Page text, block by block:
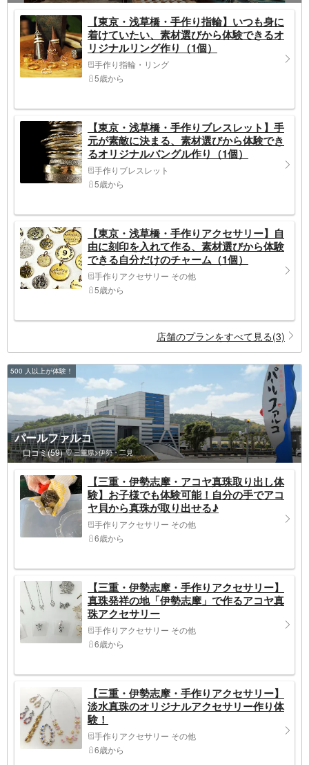
【東京・浅草橋・手作り指輪】いつも身に
着けていたい、素材選びから体験できるオ
リジナルリング作り（1個）
手作り指輪・リング
5歳から
【東京・浅草橋・手作りブレスレット】手
元が素敵に決まる、素材選びから体験でき
るオリジナルバングル作り（1個）
手作りブレスレット
5歳から
【東京・浅草橋・手作りアクセサリー】自
由に刻印を入れて作る、素材選びから体験
できる自分だけのチャーム（1個）
手作りアクセサリー その他
5歳から
店舗のプランをすべて見る(3)
500 人以上が体験！
パールファルコ
口コミ(59) 三重県>伊勢・二見
【三重・伊勢志摩・アコヤ真珠取り出し体
験】お子様でも体験可能！自分の手でアコ
ヤ貝から真珠が取り出せる♪
手作りアクセサリー その他
6歳から
【三重・伊勢志摩・手作りアクセサリー】
真珠発祥の地「伊勢志摩」で作るアコヤ真
珠アクセサリー
手作りアクセサリー その他
6歳から
【三重・伊勢志摩・手作りアクセサリー】
淡水真珠のオリジナルアクセサリー作り体
験！
手作りアクセサリー その他
6歳から